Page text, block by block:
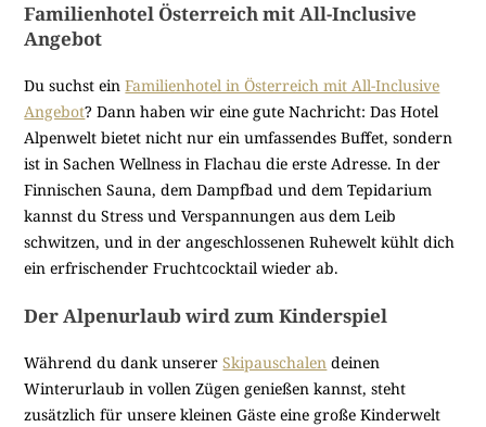
Familienhotel Österreich mit All-Inclusive
Angebot
Du suchst einFamilienhotel in Österreich mit All-Inclusive
Angebot? Dann haben wir eine gute Nachricht: Das Hotel
Alpenwelt bietet nicht nur ein umfassendes Buffet, sondern
ist in Sachen Wellness in Flachau die erste Adresse. In der
Finnischen Sauna, dem Dampfbad und dem Tepidarium
kannst du Stress und Verspannungen aus dem Leib
schwitzen, und in der angeschlossenen Ruhewelt kühlt dich
ein erfrischender Fruchtcocktail wieder ab.
Der Alpenurlaub wird zum Kinderspiel
Während du dank unsererSkipauschalen deinen
Winterurlaub in vollen Zügen genießen kannst, steht
zusätzlich für unsere kleinen Gäste eine große Kinderwelt